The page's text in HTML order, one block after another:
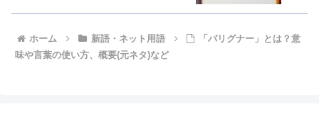
ホーム 新語・ネット用語
「バリグナー」とは？意
味や言葉の使い方、概要(元ネタ)など